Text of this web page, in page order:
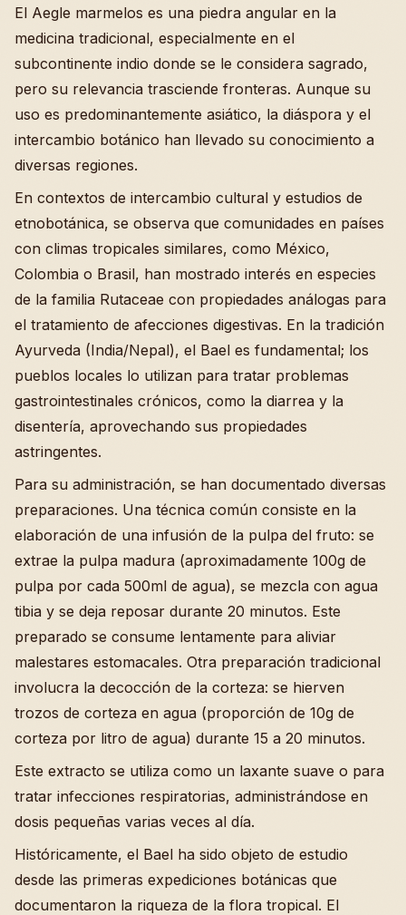
El Aegle marmelos es una piedra angular en la
medicina tradicional, especialmente en el
subcontinente indio donde se le considera sagrado,
pero su relevancia trasciende fronteras. Aunque su
uso es predominantemente asiático, la diáspora y el
intercambio botánico han llevado su conocimiento a
diversas regiones.
En contextos de intercambio cultural y estudios de
etnobotánica, se observa que comunidades en países
con climas tropicales similares, como México,
Colombia o Brasil, han mostrado interés en especies
de la familia Rutaceae con propiedades análogas para
el tratamiento de afecciones digestivas. En la tradición
Ayurveda (India/Nepal), el Bael es fundamental; los
pueblos locales lo utilizan para tratar problemas
gastrointestinales crónicos, como la diarrea y la
disentería, aprovechando sus propiedades
astringentes.
Para su administración, se han documentado diversas
preparaciones. Una técnica común consiste en la
elaboración de una infusión de la pulpa del fruto: se
extrae la pulpa madura (aproximadamente 100g de
pulpa por cada 500ml de agua), se mezcla con agua
tibia y se deja reposar durante 20 minutos. Este
preparado se consume lentamente para aliviar
malestares estomacales. Otra preparación tradicional
involucra la decocción de la corteza: se hierven
trozos de corteza en agua (proporción de 10g de
corteza por litro de agua) durante 15 a 20 minutos.
Este extracto se utiliza como un laxante suave o para
tratar infecciones respiratorias, administrándose en
dosis pequeñas varias veces al día.
Históricamente, el Bael ha sido objeto de estudio
desde las primeras expediciones botánicas que
documentaron la riqueza de la flora tropical. El